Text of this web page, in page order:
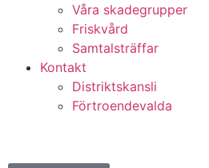
Våra skadegrupper
Friskvård
Samtalsträffar
Kontakt
Distriktskansli
Förtroendevalda